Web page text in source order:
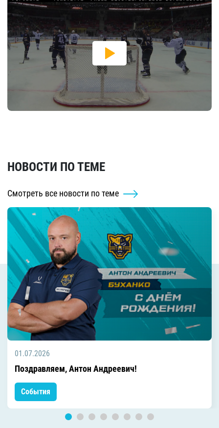
НОВОСТИ ПО ТЕМЕ
Смотреть все новости по теме
01.07.2026
Поздравляем, Антон Андреевич!
События